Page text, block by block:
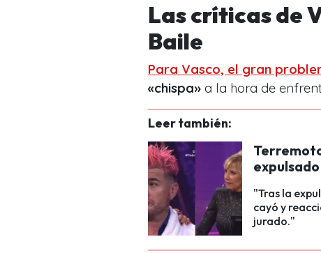
Las críticas de
Baile
Para Vasco, el gran
«chispa» a la hora de
Leer también:
"Tras la
cayó y
jurado."